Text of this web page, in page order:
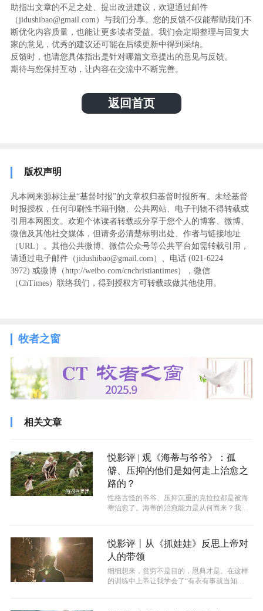
助指出文章的不足之处、提出改进建议，欢迎通过邮件
（jidushibao@gmail.com）与我们分享。您的反馈不仅能帮助我们不
断优化内容质量，也能让更多读者受益。我们会定期整理与回复大
家的意见，优秀的建议还可能在后续更新中得到采纳。
反馈时，也请您具体指出是针对哪篇文章提出的意见与反馈。
期待与您保持互动，让内容在交流中不断完善。
返回首页
版权声明
凡本网来源标注是“基督时报”的文章权归基督时报所有。未经基督
时报授权，任何印刷性书籍刊物、公共网站、电子刊物不得转载或
引用本网图文。欢迎个体读者转载或分享于您个人的博客、微博、
微信及其他社交媒体，但请务必清楚标明出处、作者与链接地址
（URL）。其他公共微博、微信公众号等公共平台如需转载引用，
请通过电子邮件（jidushibao@gmail.com）、电话 (021-6224
3972) ‬或微博（http://weibo.com/cnchristiantimes），微信
（ChTimes）联络我们，得到授权方可转载或做其他使用。
牧者之窗
相关文章
悦影评 | 观《海蒂与爷爷》：孤
僻、压抑的他们是如何走上治愈之
路的？
性格古怪的爷爷、压抑沉重的克拉拉都是被海
蒂治愈了。海蒂的治愈能力是从何而来？我想
悦影评丨从《抓娃娃》反思上帝对
人的带领
细细想来，贫穷不是目的，恩典才是。在这样
的训练中上帝让我学会了“有衣有事就当知